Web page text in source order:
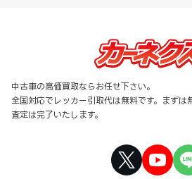
中古車の高価買取ならお任せ下さい。
全国対応でレッカー引取代は無料です。まずは
査定は完了いたします。